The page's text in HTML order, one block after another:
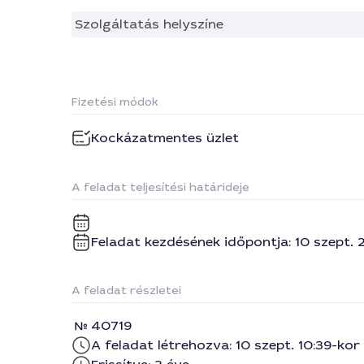
Szolgáltatás helyszíne
Fizetési módok
Kockázatmentes üzlet
A feladat teljesítési határideje
Feladat kezdésének időpontja: 10 szept.
A feladat részletei
40719
A feladat létrehozva: 10 szept. 10:39-kor